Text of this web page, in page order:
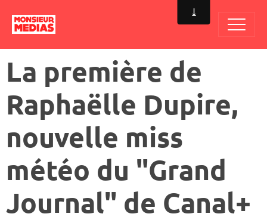
La première de
Raphaëlle Dupire,
nouvelle miss
météo du "Grand
Journal" de Canal+